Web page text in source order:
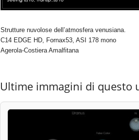
Strutture nuvolose dell’atmosfera venusiana.
C14 EDGE HD, Fornax53, ASI 178 mono
Agerola-Costiera Amalfitana
Ultime immagini di questo